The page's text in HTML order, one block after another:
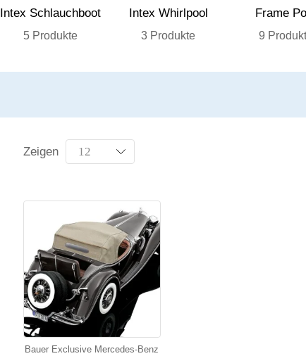
Intex Schlauchboot
5 Produkte
Intex Whirlpool
3 Produkte
Frame
9
Zeigen
Bauer Exclusive Mercedes-Benz